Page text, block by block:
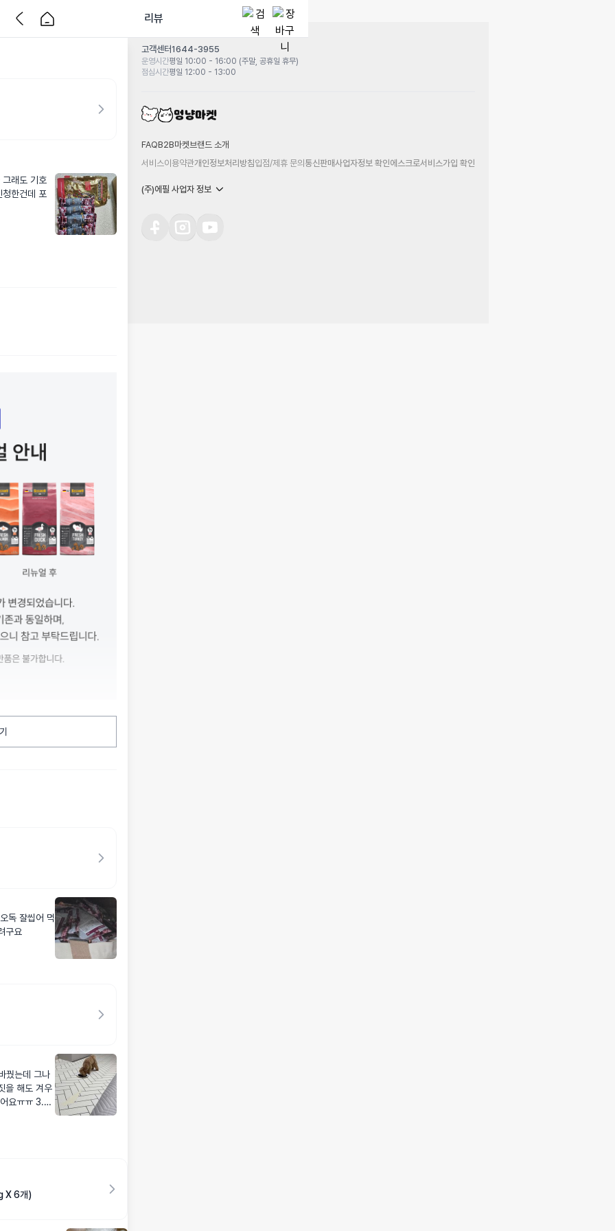
리뷰
래도 기호
한건데 포
독 잘씹어 먹
구요
꿨는데 그나
을 해도 겨우
요ㅠㅠ 3.4k
X 6개)
고객센터1644-3955
운영시간평일 10:00 - 16:00 (주말, 공휴일 휴무)
점심시간평일 12:00 - 13:00
FAQB2B마켓 브랜드 소개
서비스이용약관개인정보처리방침입점/제휴 문의통신판매사업자정보 확인에스크로서비스가입 확인
(주)에필 사업자 정보